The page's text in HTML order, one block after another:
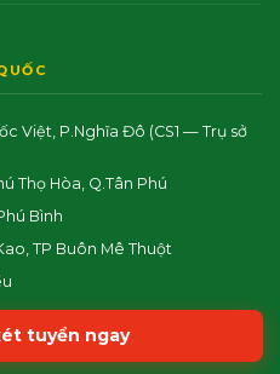
Việt, P.Nghĩa Đô (CS1 — Trụ sở
Thọ Hòa, Q.Tân Phú
Bình
TP Buôn Mê Thuột
tuyển ngay